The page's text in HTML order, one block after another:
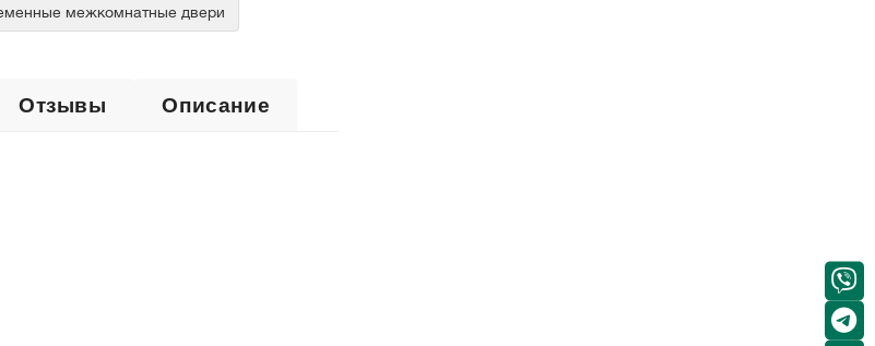
межкомнатные двери
Отзывы Описание